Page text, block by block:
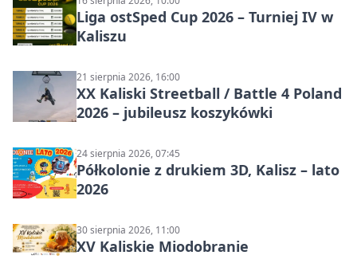
Liga ostSped Cup 2026 – Turniej IV w
Kaliszu
21 sierpnia 2026, 16:00
XX Kaliski Streetball / Battle 4 Poland
2026 – jubileusz koszykówki
24 sierpnia 2026, 07:45
Półkolonie z drukiem 3D, Kalisz – lato
2026
30 sierpnia 2026, 11:00
XV Kaliskie Miodobranie